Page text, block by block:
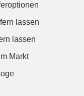
lassen
lassen
Markt